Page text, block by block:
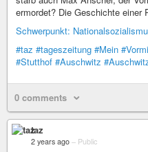
ermordet? Die Geschichte einer
Schwerpunkt:
#taz #tageszeitung #Mein
#Stutthof #Auschwitz
0 comments
taz
2 years ago – Public